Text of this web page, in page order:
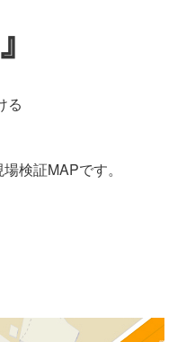
る
検証MAPです。